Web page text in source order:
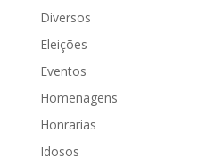
Diversos
Eleições
Eventos
Homenagens
Honrarias
Idosos